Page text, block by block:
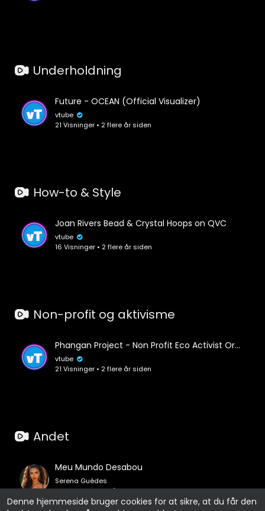
Denne hjemmeside bruger cookies for at sikre, at du får den
Underholdning
Future - OCEAN (Official Visualizer)
vtube
21 Visninger • 2 flere år siden
How-to & Style
Joan Rivers Bead & Crystal Hoops on QVC
vtube
16 Visninger • 2 flere år siden
Non-profit og aktivisme
Phangan Project - Non Profit Eco Activist Organization
vtube
21 Visninger • 2 flere år siden
Andet
Meu Mundo Desabou
Serena Guédes
0 Visninger • 9 måneder siden